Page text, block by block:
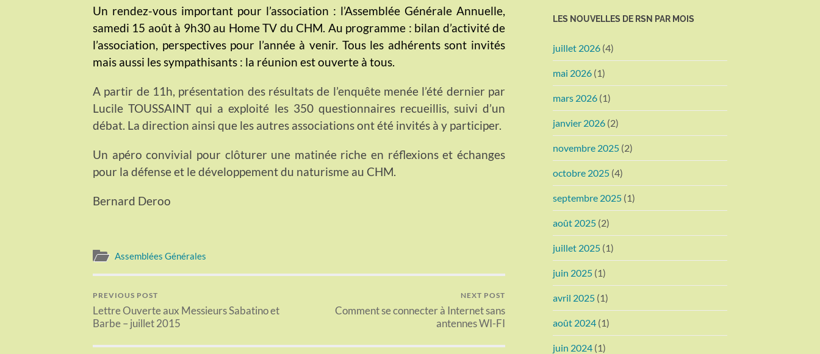
Un rendez-vous important pour l’association : l’Assemblée Générale Annuelle,
samedi 15 août à 9h30 au Home TV du CHM. Au programme : bilan d’activité de
l’association, perspectives pour l’année à venir. Tous les adhérents sont invités
mais aussi les sympathisants : la réunion est ouverte à tous.
A partir de 11h, présentation des résultats de l’enquête menée l’été dernier par
Lucile TOUSSAINT qui a exploité les 350 questionnaires recueillis, suivi d’un
débat. La direction ainsi que les autres associations ont été invités à y participer.
Un apéro convivial pour clôturer une matinée riche en réflexions et échanges
pour la défense et le développement du naturisme au CHM.
Bernard Deroo
Assemblées Générales
PREVIOUS POST
Lettre Ouverte aux Messieurs Sabatino et
Barbe – juillet 2015
NEXT POST
Comment se connecter à Internet sans
antennes WI-FI
LES NOUVELLES DE RSN PAR MOIS
juillet 2026 (4)
mai 2026 (1)
mars 2026 (1)
janvier 2026 (2)
novembre 2025 (2)
octobre 2025 (4)
septembre 2025 (1)
août 2025 (2)
juillet 2025 (1)
juin 2025 (1)
avril 2025 (1)
août 2024 (1)
juin 2024 (1)